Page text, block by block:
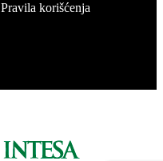
Pravila korišćenja